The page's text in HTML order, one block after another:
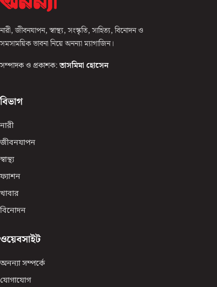
নারী, জীবনযাপন, স্বাস্থ্য, সংস্কৃতি, সাহিত্য, বিনোদন ও
সমসাময়িক ভাবনা নিয়ে অনন্যা ম্যাগাজিন।
সম্পাদক ও প্রকাশক: তাসমিমা হোসেন
বিভাগ
নারী
জীবনযাপন
স্বাস্থ্য
ফ্যাশন
খাবার
বিনোদন
ওয়েবসাইট
অনন্যা সম্পর্কে
যোগাযোগ